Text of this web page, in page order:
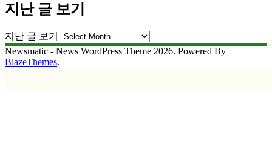
지난 글 보기
지난 글 보기
Newsmatic - News WordPress Theme 2026. Powered By
BlazeThemes.